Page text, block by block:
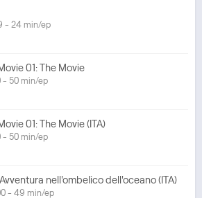
- 24 min/ep
01: The Movie
- 50 min/ep
01: The Movie (ITA)
- 50 min/ep
nell'ombelico dell'oceano (ITA)
- 49 min/ep